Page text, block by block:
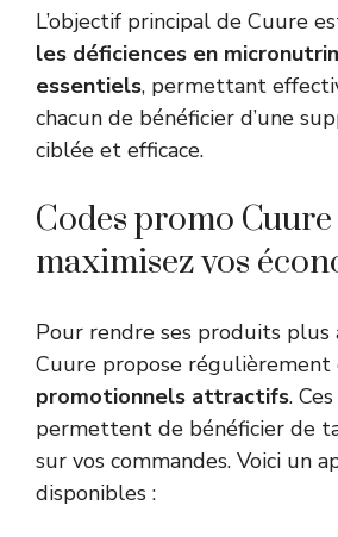
L’objectif principal de Cuure
les déficiences en
essentiels, permettant
chacun de bénéficier d’une
ciblée et efficace.
Codes promo Cuure
maximisez vos
Pour rendre ses produits plus
Cuure propose régulièrement
promotionnels attractifs.
permettent de bénéficier de
sur vos commandes. Voici un
disponibles :